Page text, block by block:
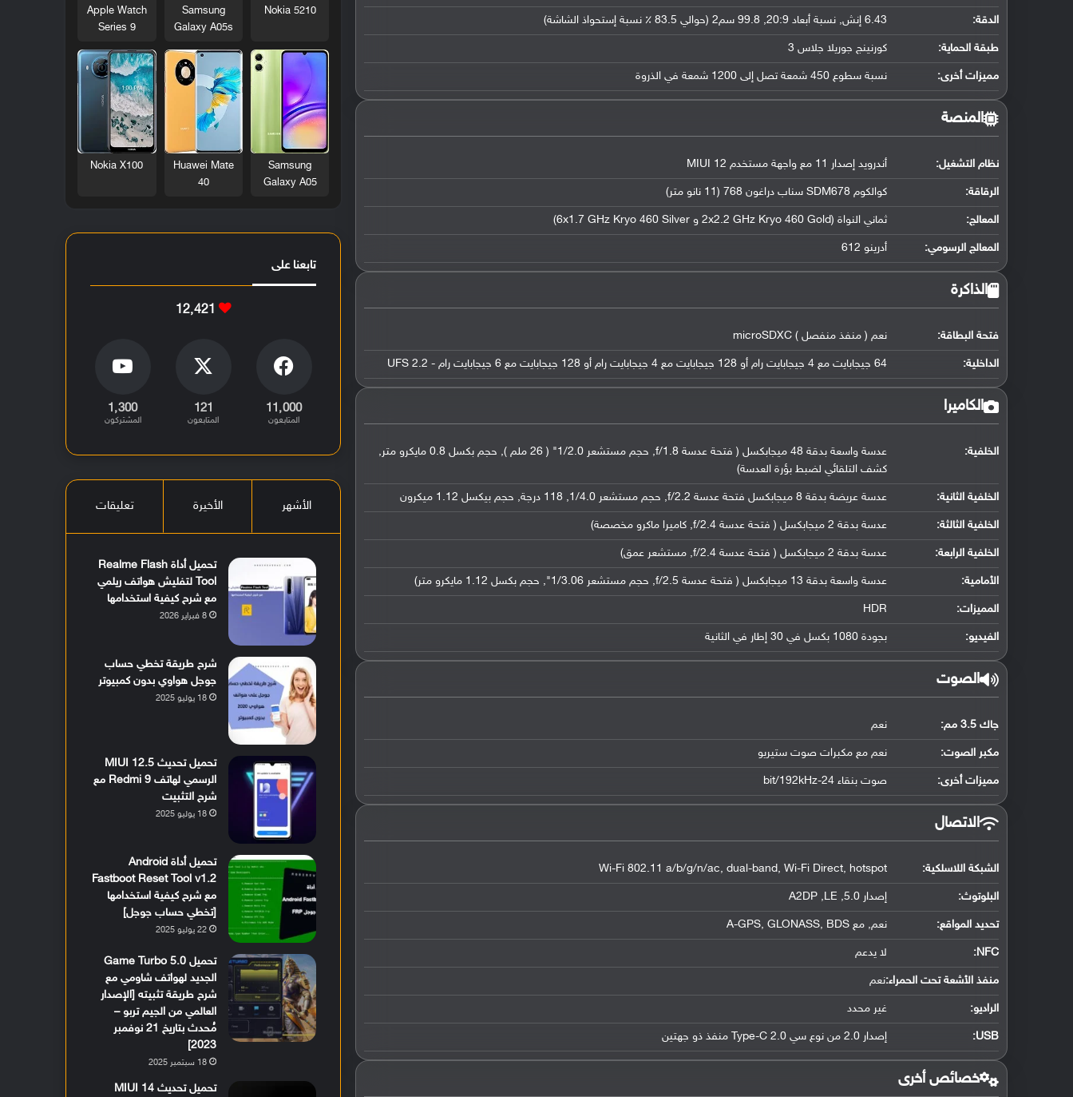
الدقة: 6.43 إنش, نسبة أبعاد 20:9, 99.8 سم2 (حوالي 83.5 ٪ نسبة إستحواذ الشاشة)
طبقة الحماية: كورنينج جوريلا جلاس 3
مميزات أخرى: نسبة سطوع 450 شمعة تصل إلى 1200 شمعة في الذروة
المنصة
نظام التشغيل: أندرويد إصدار 11 مع واجهة مستخدم MIUI 12
الرقاقة: كوالكوم SDM678 سناب دراغون 768 (11 نانو متر)
المعالج: ثماني النواة (2x2.2 GHz Kryo 460 Gold و 6x1.7 GHz Kryo 460 Silver)
المعالج الرسومي: أدرينو 612
الذاكرة
فتحة البطاقة: نعم ( منفذ منفصل ) microSDXC
الداخلية: 64 جيجابايت مع 4 جيجابايت رام أو 128 جيجابايت مع 4 جيجابايت رام أو 128 جيجابايت مع 6 جيجابايت رام - UFS 2.2
الكاميرا
الخلفية:
عدسة واسعة بدقة 48 ميجابكسل ( فتحة عدسة f/1.8, حجم مستشعر 1/2.0" ( 26 ملم ), حجم بكسل 0.8 مايكرو متر,
كشف التلقائي لضبط بؤرة العدسة)
الخلفية الثانية: عدسة عريضة بدقة 8 ميجابكسل فتحة عدسة f/2.2, حجم مستشعر 1/4.0, 118 درجة, حجم بيكسل 1.12 ميكرون
الخلفية الثالثة: عدسة بدقة 2 ميجابكسل ( فتحة عدسة f/2.4, كاميرا ماكرو مخصصة)
الخلفية الرابعة: عدسة بدقة 2 ميجابكسل ( فتحة عدسة f/2.4, مستشعر عمق)
الأمامية: عدسة واسعة بدقة 13 ميجابكسل ( فتحة عدسة f/2.5, حجم مستشعر 1/3.06", حجم بكسل 1.12 مايكرو متر)
المميزات: HDR
الفيديو: بجودة 1080 بكسل في 30 إطار في الثانية
الصوت
جاك 3.5 مم: نعم
مكبر الصوت: نعم مع مكبرات صوت ستيريو
مميزات أخرى: صوت بنقاء 24-bit/192kHz
الاتصال
الشبكة اللاسلكية: Wi-Fi 802.11 a/b/g/n/ac, dual-band, Wi-Fi Direct, hotspot
البلوتوث: إصدار 5.0, A2DP ,LE
تحديد المواقع: نعم, مع A-GPS, GLONASS, BDS
NFC
: لا يدعم
منفذ الأشعة تحت الحمراء:نعم
الراديو: غير محدد
USB
: إصدار 2.0 من نوع سي Type-C 2.0 منفذ ذو جهتين
خصائص أخرى
Nokia 5210
Samsung
Galaxy A05s
Apple Watch
Series 9
Samsung
Galaxy A05
Huawei Mate
40
Nokia X100
تابعنا على
12٬421
11٬000
المتابعون
121
المتابعون
1٬300
المشتركون
الأشهر الأخيرة تعليقات
تحميل أداة Realme Flash
Tool لتفليش هواتف ريلمي
مع شرح كيفية استخدامها
8 فبراير 2026
شرح طريقة تخطي حساب
جوجل هواوي بدون كمبيوتر
18 يوليو 2025
تحميل تحديث MIUI 12.5
الرسمي لهاتف Redmi 9 مع
شرح التثبيت
18 يوليو 2025
تحميل أداة Android
Fastboot Reset Tool v1.2
مع شرح كيفية استخدامها
[تخطي حساب جوجل]
22 يوليو 2025
تحميل Game Turbo 5.0
الجديد لهواتف شاومي مع
شرح طريقة تثبيته [الإصدار
العالمي من الجيم تربو –
مُحدث بتاريخ 21 نوفمبر
2023]
18 سبتمبر 2025
تحميل تحديث MIUI 14